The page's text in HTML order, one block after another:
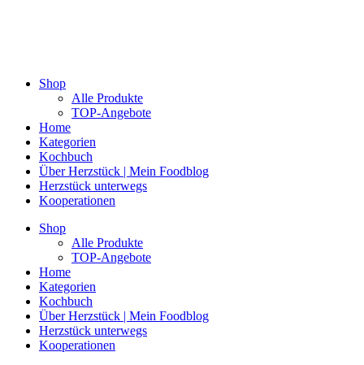
Shop
Alle Produkte
TOP-Angebote
Home
Kategorien
Kochbuch
Über Herzstück | Mein Foodblog
Herzstück unterwegs
Kooperationen
Shop
Alle Produkte
TOP-Angebote
Home
Kategorien
Kochbuch
Über Herzstück | Mein Foodblog
Herzstück unterwegs
Kooperationen